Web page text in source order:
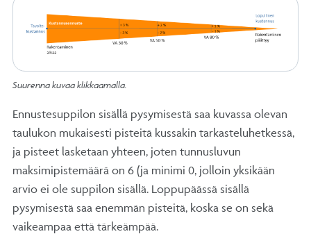
Suurenna kuvaa klikkaamalla.
Ennustesuppilon sisällä pysymisestä saa kuvassa olevan
taulukon mukaisesti pisteitä kussakin tarkasteluhetkessä,
ja pisteet lasketaan yhteen, joten tunnusluvun
maksimipistemäärä on 6 (ja minimi 0, jolloin yksikään
arvio ei ole suppilon sisällä. Loppupäässä sisällä
pysymisestä saa enemmän pisteitä, koska se on sekä
vaikeampaa että tärkeämpää.